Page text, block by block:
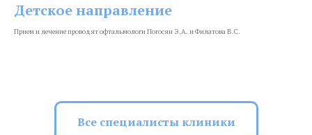
Детское направление
Прием и лечение проводят офтальмологи Погосян Э.А. и Филатова В.С.
Все специалисты клиники